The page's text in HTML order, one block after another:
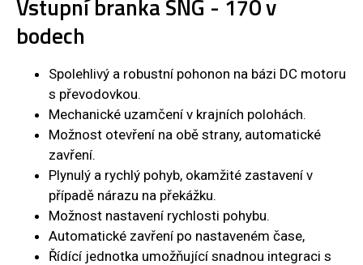
Vstupní branka SNG - 170 v
bodech
Spolehlivý a robustní pohonon na bázi DC motoru
s převodovkou.
Mechanické uzamčení v krajních polohách.
Možnost otevření na obě strany, automatické
zavření.
Plynulý a rychlý pohyb, okamžité zastavení v
případě nárazu na překážku.
Možnost nastavení rychlosti pohybu.
Automatické zavření po nastaveném čase,
Řídící jednotka umožňující snadnou integraci s